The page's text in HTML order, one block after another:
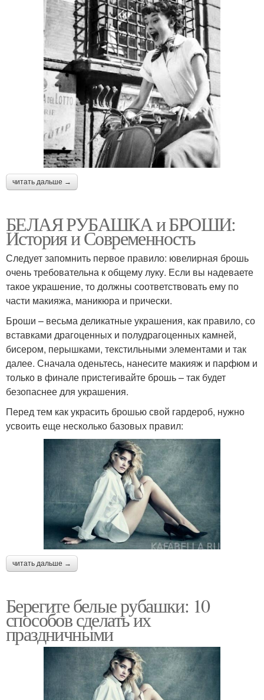
читать дальше →
БЕЛАЯ РУБАШКА и БРОШИ:
История и Современность
Следует запомнить первое правило: ювелирная брошь
очень требовательна к общему луку. Если вы надеваете
такое украшение, то должны соответствовать ему по
части макияжа, маникюра и прически.
Броши – весьма деликатные украшения, как правило, со
вставками драгоценных и полудрагоценных камней,
бисером, перышками, текстильными элементами и так
далее. Сначала оденьтесь, нанесите макияж и парфюм и
только в финале пристегивайте брошь – так будет
безопаснее для украшения.
Перед тем как украсить брошью свой гардероб, нужно
усвоить еще несколько базовых правил:
читать дальше →
Берегите белые рубашки: 10
способов сделать их
праздничными